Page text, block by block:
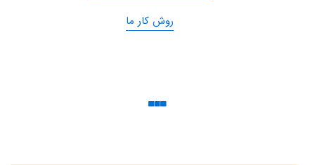
روش کار ما